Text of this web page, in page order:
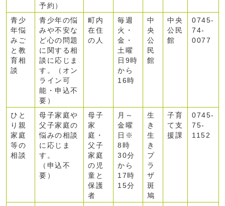
予約）
青少
年悩
みご
と教
育相
談
青少年の悩
みや不安な
ど心の問題
に関する相
談に応じま
す。（オン
ライン可
能・申込不
要）
町内
在住
の人
毎週
火・
金・
土曜
日9時
から
16時
中
央
公
民
館
中央
公民
館
0745-
74-
0077
ひと
り親
家庭
等の
相談
母子家庭や
父子家庭の
悩みの相談
に応じま
す。
（申込不
要）
母子
家
庭・
父子
家庭
の児
童と
保護
者
月～
金曜
日※
8時
30分
から
17時
15分
生
き
生
き
プ
ラ
ザ
斑
鳩
子育
て支
援課
0745-
75-
1152